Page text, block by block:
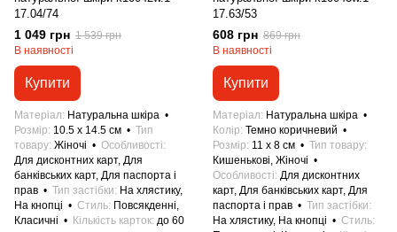
17.04/74
1 049 грн 1 539 грн
В наявності
Купити
Матеріал
Натуральна шкіра
Розмір 10.5 x 14.5 см
Тип
товару Жіночі
Особливості
Для дисконтних карт, Для
банківських карт, Для паспорта і
прав
Тип застібки
На хлястику,
На кнопці
Стиль Повсякденні,
Класичні
Кількість карток до 60
17.63/53
608 грн 869 грн
В наявності
Купити
Матеріал
Натуральна шкіра
Колір Темно коричневий
Розмір 11 x 8 см
Тип товару
Кишенькові, Жіночі
Особливості Для дисконтних
карт, Для банківських карт, Для
паспорта і прав
Тип застібки
На хлястику, На кнопці
Стиль